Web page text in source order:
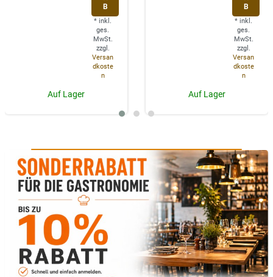
B
* inkl.
ges.
MwSt.
zzgl.
Versan
dkoste
n
Auf Lager
B
* inkl.
ges.
MwSt.
zzgl.
Versan
dkoste
n
Auf Lager